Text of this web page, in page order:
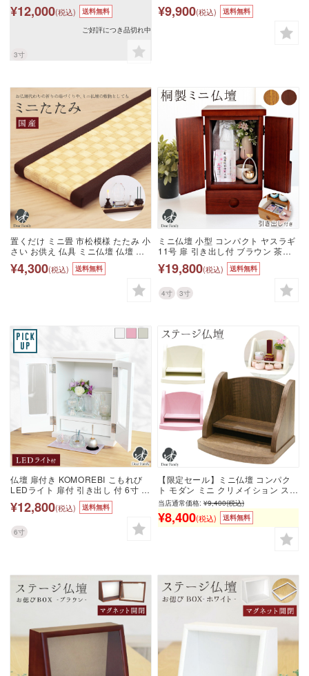
に ステージ仏壇 供養台 ホワイト ピ
ンク グリーン ペット用仏壇 ペット
供養 オープン仏壇 引き出し 開放 か
わいい おしゃれ インテリア リビン
¥12,000(税込)
送料無料
ご好評につき品切れ中
3寸
位牌置き 台 モダン 小さい コンパク
ト ミニ シンプル おしゃれ シルバー
ブラック ゴールド ピンク 置き場所
ソウルステージ ステージ仏壇 ミニ
¥9,900(税込) 送料無料
置くだけ ミニ畳 市松模様 たたみ 小
さい お供え 仏具 ミニ仏壇 仏壇 供
養 手元供養 敷物 ミニ マット 敷 畳
置き畳 おくだけ 滑り止め 台 ssbd
¥4,300(税込) 送料無料
ミニ仏壇 小型 コンパクト ヤスラギ
11号 扉 引き出し付 ブラウン 茶色
木製 4寸 3寸 上置 木目 供養台 シン
プル ミニ 小さい かわいい おしゃれ
インテリア リビング 手元供養 水子
供養 家具調
¥19,800(税込) 送料無料
4寸 3寸
仏壇 扉付き KOMOREBI こもれび
LEDライト 扉付 引き出し 付 6寸 高
20cm骨壷 収納 インテリア 上置
f00ke013 シンプル ミニ仏壇 かわ
いい おしゃれ リビング 水子供養 コ
ンパクト 小型 家具調 ピンク グリー
ン ホワイト
¥12,800(税込) 送料無料
6寸
【限定セール】ミニ仏壇 コンパク
ト モダン ミニ クリメイション ステ
ージ仏壇 供養台シンプル ミニ仏壇
小さい仏壇 おしゃれ ステージ オー
プンタイプ 手元供養台 仏具 リビン
グ 人気 終活 供養 小さい コンパク
当店通常価格: ¥9,400(税込)
¥8,400(税込) 送料無料